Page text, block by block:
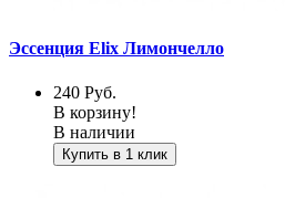
Эссенция Elix Лимончелло
240 Руб.
В корзину!
В наличии
Купить в 1 клик